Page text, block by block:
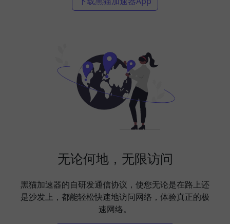
无论何地，无限访问
黑猫加速器的自研发通信协议，使您无论是在路上还
是沙发上，都能轻松快速地访问网络，体验真正的极
速网络。